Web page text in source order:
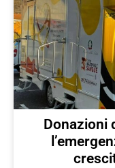
Donazioni